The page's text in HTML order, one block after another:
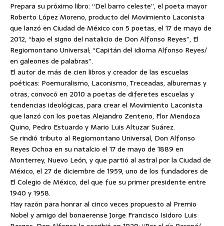
Prepara su próximo libro: “Del barro celeste”, el poeta mayor
Roberto López Moreno, producto del Movimiento Laconista
que lanzó en Ciudad de México con 5 poetas, el 17 de mayo de
2012, “bajo el signo del natalicio de Don Alfonso Reyes”, El
Regiomontano Universal; “Capitán del idioma Alfonso Reyes/
en galeones de palabras”.
El autor de más de cien libros y creador de las escuelas
poéticas: Poemuralismo, Laconismo, Treceadas, alburemas y
otras, convocó en 2010 a poetas de diferetes escuelas y
tendencias ideológicas, para crear el Movimiento Laconista
que lanzó con los poetas Alejandro Zenteno, Flor Mendoza
Quino, Pedro Estuardo y Mario Luis Altuzar Suárez.
Se rindió tributo al Regiomontano Universal, Don Alfonso
Reyes Ochoa en su natalcio el 17 de mayo de 1889 en
Monterrey, Nuevo León, y que partió al astral por la Ciudad de
México, el 27 de diciembre de 1959, uno de los fundadores de
El Colegio de México, del que fue su primer presidente entre
1940 y 1958.
Hay razón para honrar al cinco veces propuesto al Premio
Nobel y amigo del bonaerense Jorge Francisco Isidoro Luis